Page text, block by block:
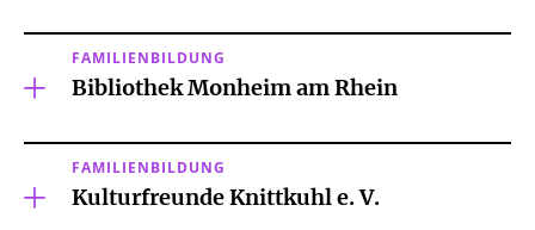
FAMILIENBILDUNG
Bibliothek Monheim am Rhein
FAMILIENBILDUNG
Kulturfreunde Knittkuhl e. V.